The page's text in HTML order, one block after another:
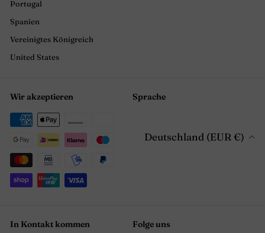
Portugal
Spanien
Vereinigtes Königreich
United States
Wir akzeptieren Sprache
Deutschland (EUR €)
In Kontakt kommen Folge uns